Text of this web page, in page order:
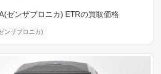
ンザブロニカ)
ゼンザブロニカ) ETRの買取価格